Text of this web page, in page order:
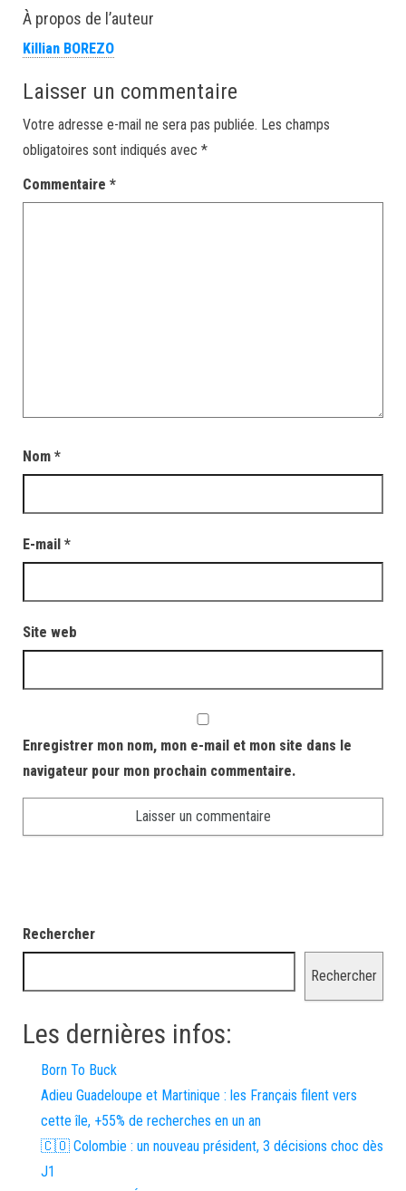
À propos de l’auteur
Killian BOREZO
Laisser un commentaire
Votre adresse e-mail ne sera pas publiée. Les champs
obligatoires sont indiqués avec *
Commentaire *
Nom *
E-mail *
Site web
Enregistrer mon nom, mon e-mail et mon site dans le
navigateur pour mon prochain commentaire.
Rechercher
Rechercher
Les dernières infos:
Born To Buck
Adieu Guadeloupe et Martinique : les Français filent vers
cette île, +55% de recherches en un an
🇨🇴 Colombie : un nouveau président, 3 décisions choc dès
J1